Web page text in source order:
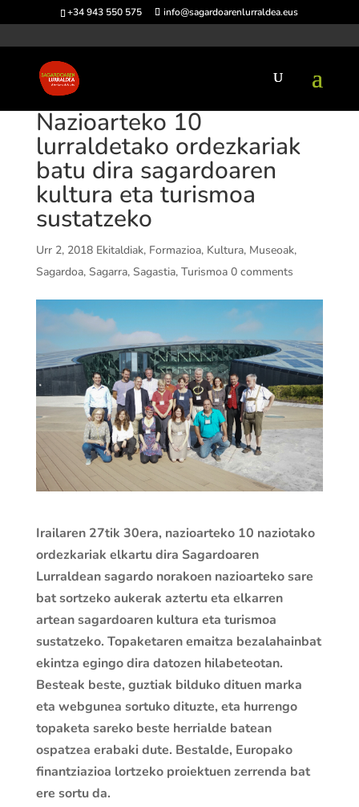
+34 943 550 575 info@sagardoarenlurraldea.eus
Nazioarteko 10
lurraldetako ordezkariak
batu dira sagardoaren
kultura eta turismoa
sustatzeko
Urr 2, 2018 Ekitaldiak, Formazioa, Kultura, Museoak,
Sagardoa, Sagarra, Sagastia, Turismoa 0 comments
Irailaren 27tik 30era, nazioarteko 10 naziotako
ordezkariak elkartu dira Sagardoaren
Lurraldean sagardo norakoen nazioarteko sare
bat sortzeko aukerak aztertu eta elkarren
artean sagardoaren kultura eta turismoa
sustatzeko. Topaketaren emaitza bezalahainbat
ekintza egingo dira datozen hilabeteotan.
Besteak beste, guztiak bilduko dituen marka
eta webgunea sortuko dituzte, eta hurrengo
topaketa sareko beste herrialde batean
ospatzea erabaki dute. Bestalde, Europako
finantziazioa lortzeko proiektuen zerrenda bat
ere sortu da.